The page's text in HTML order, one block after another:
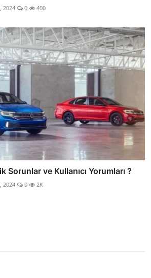
2024 0 400
Sorunlar ve Kullanıcı Yorumları ?
2024 0 2K